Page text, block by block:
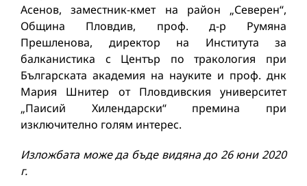
Асенов, заместник-кмет на район „Северен“,
Община Пловдив, проф. д-р Румяна
Прешленова, директор на Института за
балканистика с Център по тракология при
Българската академия на науките и проф. днк
Мария Шнитер от Пловдивския университет
„Паисий Хилендарски“ премина при
изключително голям интерес.
Изложбата може да бъде видяна до 26 юни 2020
г.